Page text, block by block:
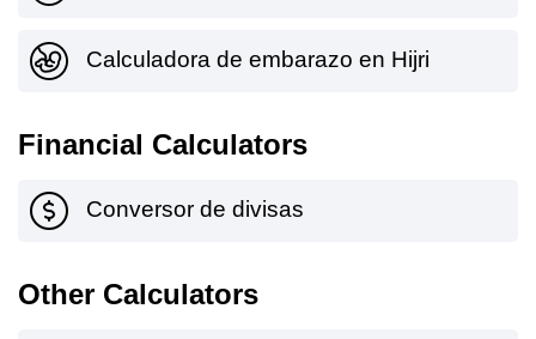
Calculadora de embarazo en Hijri
Financial Calculators
Conversor de divisas
Other Calculators